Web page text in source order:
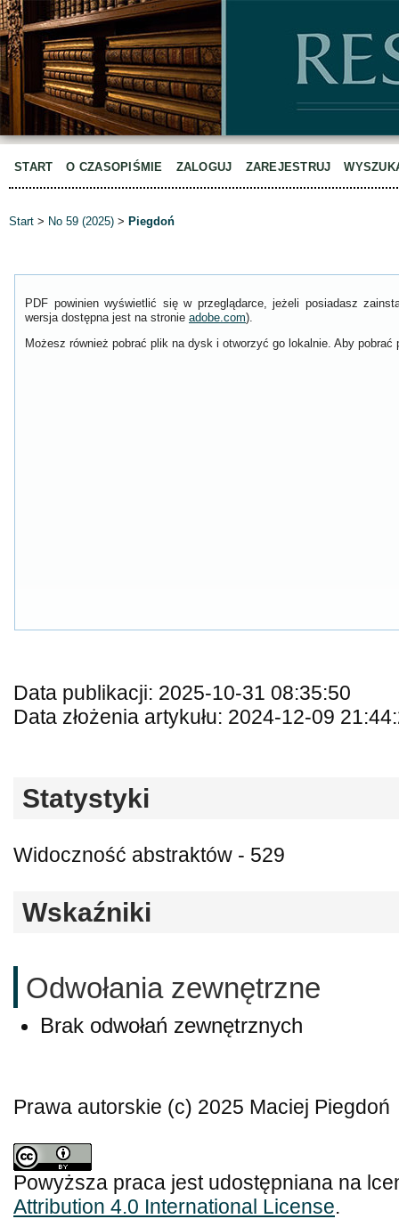
START O CZASOPIŚMIE ZALOGUJ ZAREJESTRUJ
Start > No 59 (2025) > Piegdoń
PDF powinien wyświetlić się w przeglądarce, jeżeli posiadasz
wersja dostępna jest na stronie adobe.com).
Możesz również pobrać plik na dysk i otworzyć go lokalnie. Aby
Data publikacji: 2025-10-31 08:35:50
Data złożenia artykułu: 2024-12-09
Statystyki
Widoczność abstraktów - 529
Wskaźniki
Odwołania zewnętrzne
Brak odwołań zewnętrznych
Prawa autorskie (c) 2025 Maciej Piegdoń
Powyższa praca jest udostępniana na
Attribution 4.0 International License.